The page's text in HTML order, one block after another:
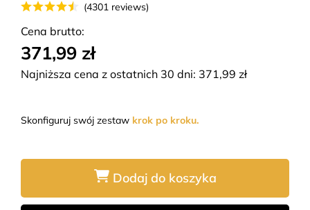
(4301 reviews)
Cena brutto:
371,99 zł
Najniższa cena z ostatnich 30 dni: 371,99 zł
Skonfiguruj swój zestaw krok po kroku.
Dodaj do koszyka